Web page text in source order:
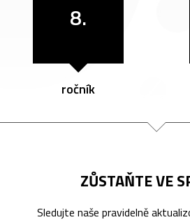
8.
ročník
ZŮSTAŇTE VE
Sledujte naše pravidelně